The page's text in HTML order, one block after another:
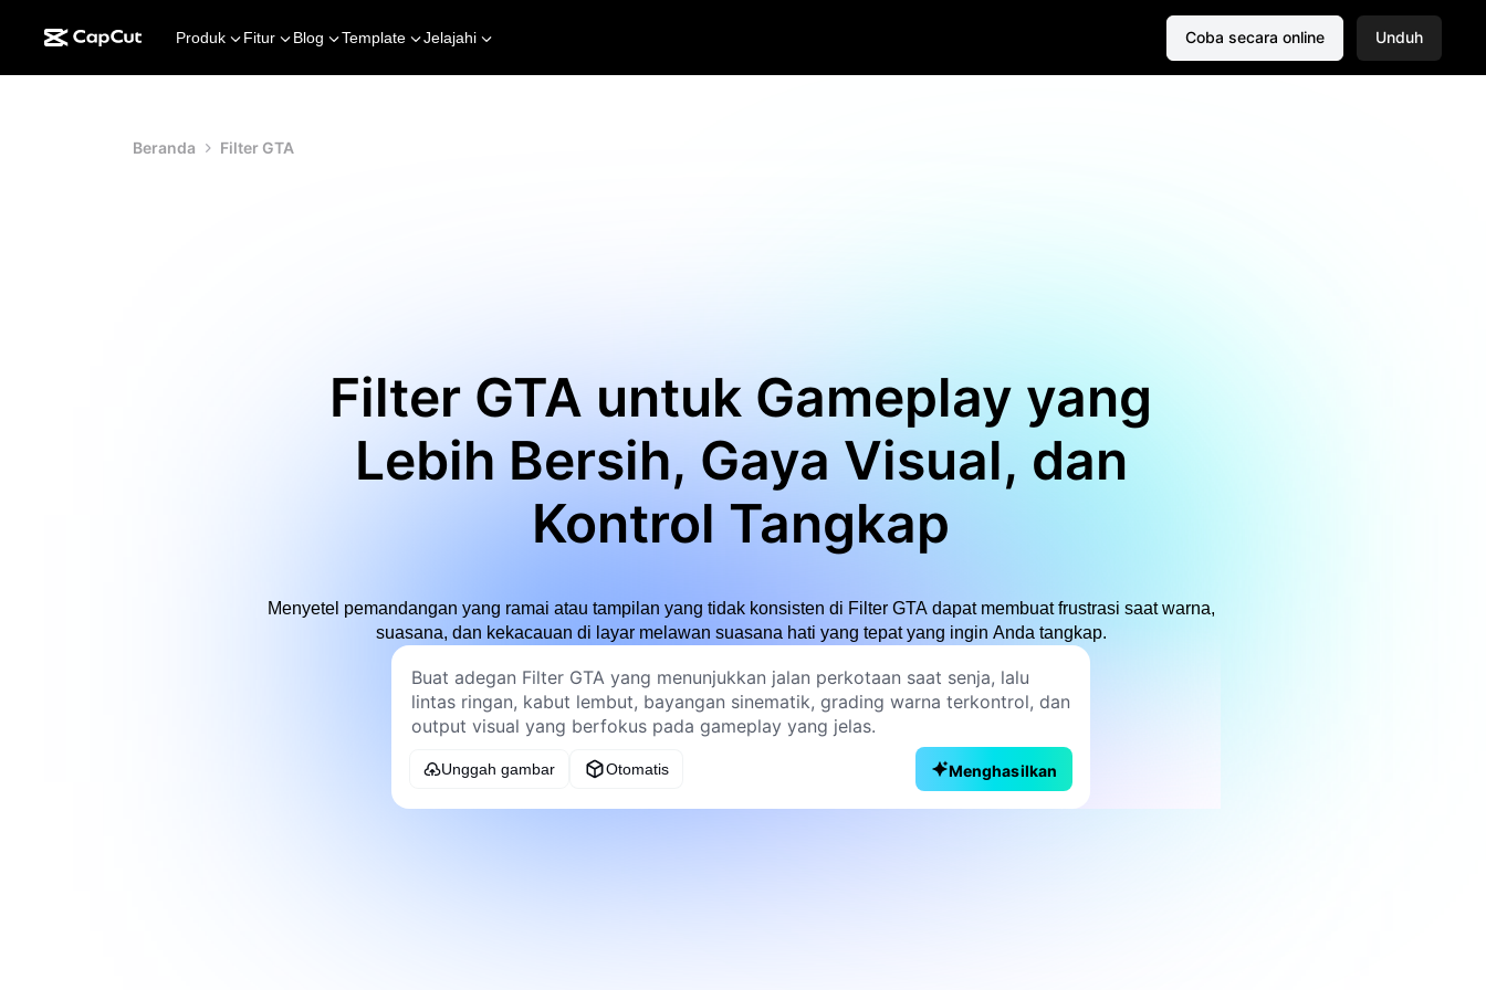
Produk Fitur Blog Template Jelajahi Coba secara online Unduh
Beranda Filter GTA
Filter GTA untuk Gameplay yang
Lebih Bersih, Gaya Visual, dan
Kontrol Tangkap
Menyetel pemandangan yang ramai atau tampilan yang tidak konsisten di Filter GTA dapat membuat frustrasi saat warna,
suasana, dan kekacauan di layar melawan suasana hati yang tepat yang ingin Anda tangkap.
Unggah gambar Otomatis Menghasilkan